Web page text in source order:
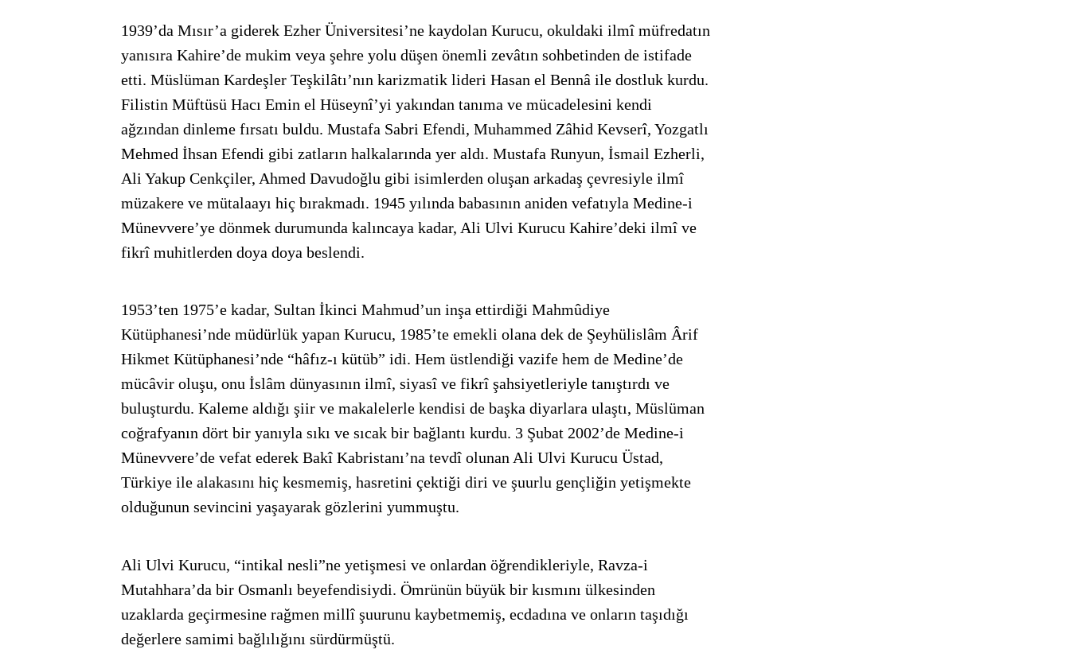
1939’da Mısır’a giderek Ezher Üniversitesi’ne kaydolan Kurucu, okuldaki ilmî müfredatın
yanısıra Kahire’de mukim veya şehre yolu düşen önemli zevâtın sohbetinden de istifade
etti. Müslüman Kardeşler Teşkilâtı’nın karizmatik lideri Hasan el Bennâ ile dostluk kurdu.
Filistin Müftüsü Hacı Emin el Hüseynî’yi yakından tanıma ve mücadelesini kendi
ağzından dinleme fırsatı buldu. Mustafa Sabri Efendi, Muhammed Zâhid Kevserî, Yozgatlı
Mehmed İhsan Efendi gibi zatların halkalarında yer aldı. Mustafa Runyun, İsmail Ezherli,
Ali Yakup Cenkçiler, Ahmed Davudoğlu gibi isimlerden oluşan arkadaş çevresiyle ilmî
müzakere ve mütalaayı hiç bırakmadı. 1945 yılında babasının aniden vefatıyla Medine-i
Münevvere’ye dönmek durumunda kalıncaya kadar, Ali Ulvi Kurucu Kahire’deki ilmî ve
fikrî muhitlerden doya doya beslendi.
1953’ten 1975’e kadar, Sultan İkinci Mahmud’un inşa ettirdiği Mahmûdiye
Kütüphanesi’nde müdürlük yapan Kurucu, 1985’te emekli olana dek de Şeyhülislâm Ârif
Hikmet Kütüphanesi’nde “hâfız-ı kütüb” idi. Hem üstlendiği vazife hem de Medine’de
mücâvir oluşu, onu İslâm dünyasının ilmî, siyasî ve fikrî şahsiyetleriyle tanıştırdı ve
buluşturdu. Kaleme aldığı şiir ve makalelerle kendisi de başka diyarlara ulaştı, Müslüman
coğrafyanın dört bir yanıyla sıkı ve sıcak bir bağlantı kurdu. 3 Şubat 2002’de Medine-i
Münevvere’de vefat ederek Bakî Kabristanı’na tevdî olunan Ali Ulvi Kurucu Üstad,
Türkiye ile alakasını hiç kesmemiş, hasretini çektiği diri ve şuurlu gençliğin yetişmekte
olduğunun sevincini yaşayarak gözlerini yummuştu.
Ali Ulvi Kurucu, “intikal nesli”ne yetişmesi ve onlardan öğrendikleriyle, Ravza-i
Mutahhara’da bir Osmanlı beyefendisiydi. Ömrünün büyük bir kısmını ülkesinden
uzaklarda geçirmesine rağmen millî şuurunu kaybetmemiş, ecdadına ve onların taşıdığı
değerlere samimi bağlılığını sürdürmüştü.